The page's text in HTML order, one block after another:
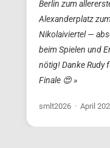
Berlin zum
Alexanderplatz
Nikolaiviertel —
beim Spielen und
nötig! Danke Rudy
Finale 😍 »
smlt2026 · April